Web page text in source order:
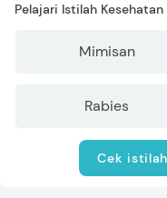
Pelajari Istilah
Mimisan
Rabies
Cek